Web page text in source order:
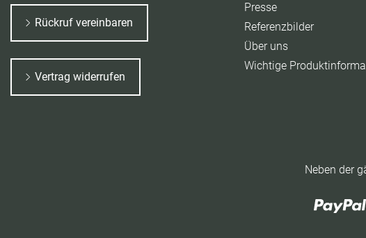
Rückruf vereinbaren
Vertrag widerrufen
Presse
Referenzbilder
Über uns
Wichtige
Neben der